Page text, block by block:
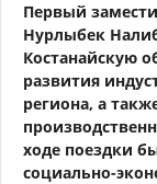
Первый
Нурлыбек
Костанайскую
развития
региона, а
ходе поездки
социально-